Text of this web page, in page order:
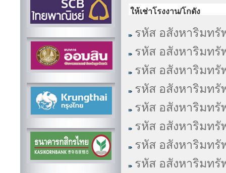
ให้เช่าโรงงาน/โกดัง
รหัส อสังหาริมทรั
รหัส อสังหาริมทรั
รหัส อสังหาริมทรั
รหัส อสังหาริมทรั
รหัส อสังหาริมทรั
รหัส อสังหาริมทรั
รหัส อสังหาริมทรั
รหัส อสังหาริมทรั